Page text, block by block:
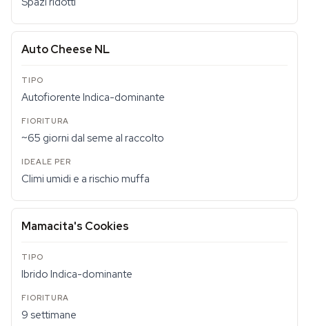
Auto Cheese NL
Autofiorente Indica-dominante
~65 giorni dal seme al raccolto
Climi umidi e a rischio muffa
Mamacita's Cookies
Ibrido Indica-dominante
9 settimane